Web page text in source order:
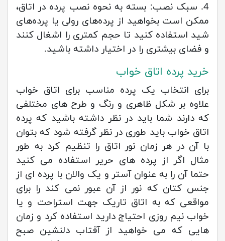
4. سبک نصب: بسته به نحوه نصب پرده در اتاق،
ممکن است بخواهید از پرده‌های رولی یا پرده‌های
شید استفاده کنید تا حجم کمتری را اشغال کنند
و فضای بیشتری را در اختیار داشته باشید.
خرید پرده اتاق خواب
برای انتخاب یک پرده مناسب برای اتاق خواب
علاوه بر شکل ظاهری و رنگ و طرح های مختلفی
که دارند شما باید در نظر داشته باشید که پرده
اتاق خواب باید طوری در نظر گرفته شود که بتوان
با آن در هر زمان نور اتاق را تنظیم کرد به طور
مثال اگر از پرده های حریر استفاده می کنید
حتما آن را به عنوان آستر و یک والان با پرده ای از
جنس کتان که نور از آن عبور نمی کند را برای
مواقعی که به اتاق تاریک جهت استراحت و یا
خواب نیم روزی احتیاج دارید استفاده کرد و زمان
هایی که می خواهید از آفتاب دلنشین صبح